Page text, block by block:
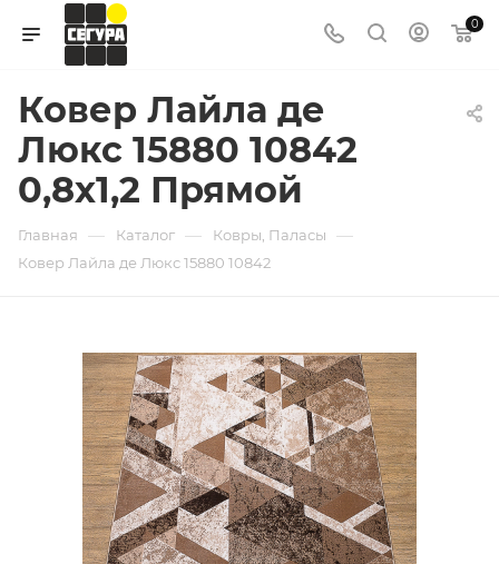
0
Ковер Лайла де
Люкс 15880 10842
0,8х1,2 Прямой
Главная — Каталог — Ковры, Паласы —
Ковер Лайла де Люкс 15880 10842